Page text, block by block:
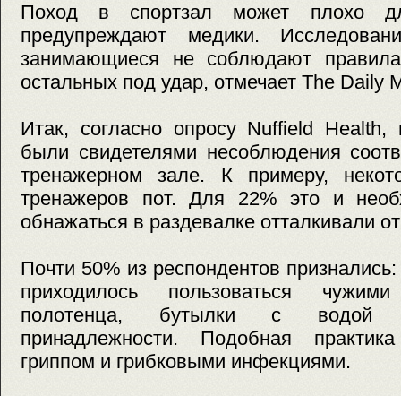
Поход в спортзал может плохо
предупреждают медики.
занимающиеся не соблюдают
остальных под удар, отмечает The Daily
Итак, согласно опросу Nuffield
были свидетелями несоблюдения
тренажерном зале. К примеру,
тренажеров пот. Для 22% это и
обнажаться в раздевалке отталкивали
Почти 50% из респондентов
приходилось пользоваться
полотенца, бутылки с водой
принадлежности. Подобная
гриппом и грибковыми инфекциями.